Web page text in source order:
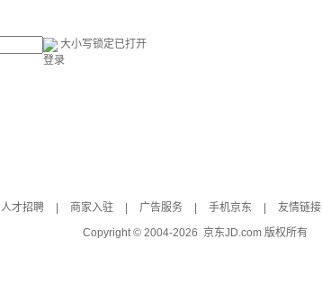
大小写锁定已打开
登录
人才招聘 商家入驻 广告服务 手机京东 友情链接
Copyright © 2004-2026 京东JD.com 版权所有